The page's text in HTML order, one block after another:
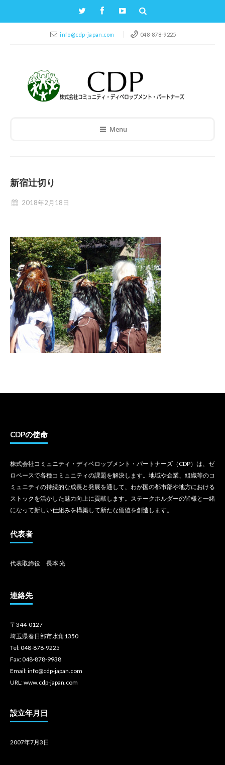
info@cdp-japan.com 048-878-9225
Menu
新宿辻切り
2018年2月18日
CDPの使命
株式会社コミュニティ・ディベロップメント・パートナーズ（CDP）は、ゼ
ロベースで各種コミュニティの課題を解決します。地域や企業、組織等のコ
ミュニティの持続的な成長と発展を通して、わが国の都市部や地方における
ストックを活かした魅力向上に貢献します。ステークホルダーの皆様と一緒
になって新しい仕組みを構築して新たな価値を創造します。
代表者
代表取締役 長本 光
連絡先
〒344-0127
埼玉県春日部市水角1350
Tel: 048-878-9225
Fax: 048-878-9938
Email: info@cdp-japan.com
URL: www.cdp-japan.com
設立年月日
2007年7月3日